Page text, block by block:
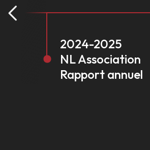
2024-2025
NL Association
Rapport annuel